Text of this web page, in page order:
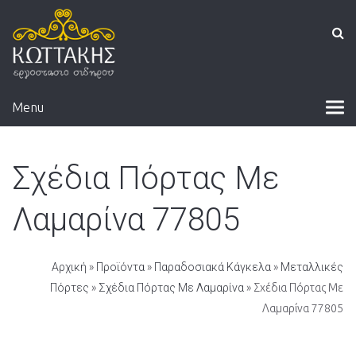
Menu
Σχέδια Πόρτας Με
Λαμαρίνα 77805
Αρχική » Προϊόντα » Παραδοσιακά Κάγκελα » Μεταλλικές
Πόρτες » Σχέδια Πόρτας Με Λαμαρίνα » Σχέδια Πόρτας Με
Λαμαρίνα 77805